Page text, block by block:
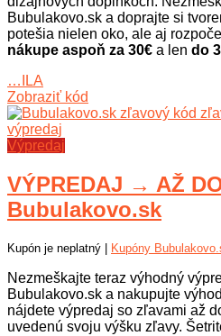
Bubulakovo.sk a doprajte si
potešia nielen oko, ale aj
nákupe aspoň za 30€ a len do
…ILA
Zobraziť kód
Výpredaj
VÝPREDAJ → AŽ
Bubulakovo.sk
Kupón je neplatný | Kupóny
Nezmeškajte teraz výhodný
Bubulakovo.sk a nakupujte
nájdete výpredaj so zľavami až
uvedenú svoju výšku zľavy.